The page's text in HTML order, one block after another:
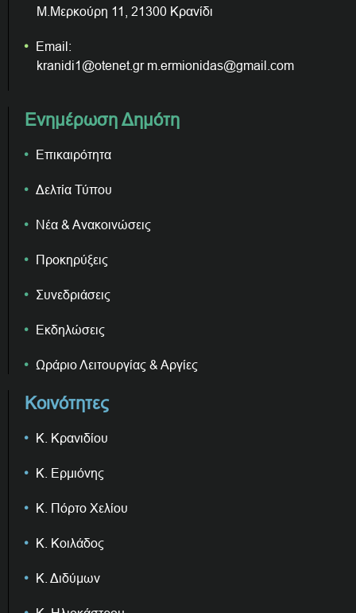
Μ.Μερκούρη 11, 21300 Κρανίδι
Email:
kranidi1@otenet.gr m.ermionidas@gmail.com
Ενημέρωση Δημότη
Επικαιρότητα
Δελτία Τύπου
Νέα & Ανακοινώσεις
Προκηρύξεις
Συνεδριάσεις
Εκδηλώσεις
Ωράριο Λειτουργίας & Αργίες
Κοινότητες
Κ. Κρανιδίου
Κ. Ερμιόνης
Κ. Πόρτο Χελίου
Κ. Κοιλάδος
Κ. Διδύμων